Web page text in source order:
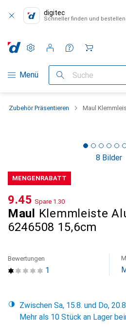
digitec
Schneller finden und bestellen
Navigation nach Kategorien
Menü Suche
Einstellungen
Kundenkonto
Vergleichslisten
Merklisten
Warenkorb
Zubehör Präsentieren Maul
8 Bilder
MENGENRABATT
Maul
Klemmleiste
6246508 15,6cm
CHF
9.45 Spare CHF
1.30
1
Bewertungen
Zwischen Sa, 15.8. und Do,
Mehr als 10 Stück an Lager